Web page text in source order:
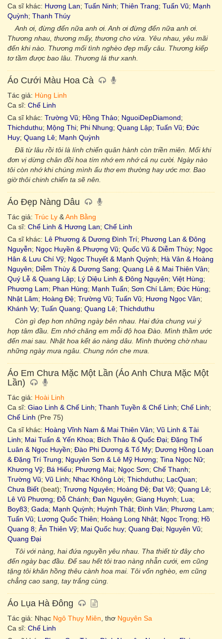
Ca sĩ khác: Hương Lan; Tuấn Ninh; Thiên Trang; Tuấn Vũ; Mạnh
Quỳnh; Thanh Thúy
Anh ơi, đừng đến nữa anh ơi. Anh ơi đừng đến nữa anh ơi.
Thương nhau, thương mấy, thương cho vừa. Yêu nhau, yêu mãi
đến khi nào. Thương mối tình nghèo đẹp mấy câu. Thương kiếp
tơ tầm được bao lâu. Thương lá thư xanh.
Áo Cưới Màu Hoa Cà
Tác giả: Hùng Linh
Ca sĩ: Chế Linh
Ca sĩ khác: Trường Vũ; Hồng Thảo; NguoiDepDiamond;
Thichduthu; Mộng Thi; Phi Nhung; Quang Lập; Tuấn Vũ; Đức
Huy; Quang Lê; Mạnh Quỳnh
Đã từ lâu rồi tôi là lính chiến quân hành còn triền miên. Mổi khi
đơn vị dừng chân đồi hoa tím nhớ em nhớ cả nụ cười. Ngày nào
tôi còn nhớ khi chúng mình ấu thơ em thường hay ước mơ. Bao
giờ thôi chinh chiến ta sẽ nên.
Áo Đẹp Nàng Dâu
Tác giả: Trúc Ly &Anh Bằng
Ca sĩ: Chế Linh & Hương Lan; Chế Linh
Ca sĩ khác: Lê Phương & Dương Đình Trí; Phương Lan & Đông
Nguyễn; Ngọc Huyền & Phượng Vũ; Quốc Vũ & Diễm Thùy; Ngọc
Hân & Lưu Chí Vỹ; Ngọc Thuyết & Mạnh Quỳnh; Hà Vân & Hoàng
Nguyên; Diễm Thùy & Dương Sang; Quang Lê & Mai Thiên Vân;
Quý Lễ & Quang Lập; Lý Diệu Linh & Đông Nguyên; Việt Hùng;
Phương Lam; Phan Hùng; Mạnh Tuấn; Sơn Chí Lâm; Đức Hùng;
Nhật Lâm; Hoàng Đệ; Trường Vũ; Tuấn Vũ; Hương Ngọc Vân;
Khánh Vy; Tuấn Quang; Quang Lê; Thichduthu
Còn gì đẹp hơn những ngày bên nhau. Hai đứa chung vui ý
hợp tâm đầu. Em nhớ chăng em mỗi độ hoa Đào. Mình thầm ước
đến mai sau. Nhặt hoa kết áo nàng dâu. Mình thường chờ nhau
những ngày mưa ngâu. Chung nón che mưa.
Áo Em Chưa Mặc Một Lần (Áo Anh Chưa Mặc Một
Lần)
Tác giả: Hoài Linh
Ca sĩ: Giao Linh & Chế Linh; Thanh Tuyền & Chế Linh; Chế Linh;
Chế Linh (Pre 75)
Ca sĩ khác: Hoàng Vĩnh Nam & Mai Thiên Vân; Vũ Linh & Tài
Linh; Mai Tuấn & Yến Khoa; Bích Thảo & Quốc Đại; Đặng Thế
Luân & Ngọc Huyền; Đào Phi Dương & Tố My; Dương Hồng Loan
& Đặng Trí Trung; Nguyên Sơn & Lê Mỹ Hương; Tina Ngọc Nữ;
Khương Vỹ; Bá Hiếu; Phương Mai; Ngọc Sơn; Chế Thanh;
Trường Vũ; Vũ Linh; Nhạc Không Lời; Thichduthu; LạcQuan;
Chưa Biết (beat); Trương Nguyên; Hoàng Đệ; Đạt Võ; Quang Lê;
Lê Vũ Phương; Đỗ Chánh; Đan Nguyên; Giang Huynh; Lua;
Boy83; Gada; Mạnh Quỳnh; Huỳnh Thật; Đình Văn; Phương Lam;
Tuấn Vũ; Lương Quốc Thiên; Hoàng Long Nhật; Ngọc Trọng; Hồ
Quang 8; Ân Thiên Vỹ; Mai Quốc huy; Quang Đại; Nguyên Vũ;
Quang Đại
Tôi với nàng, hai đứa nguyền yêu nhau. Tha thiết từ đây cho
đến ngày bạc đầu. Để sau hết tôi trao nàng nhẫn cưới, em cũng
tặng tôi khăn hồng thêu cành hoa mai. Tôi vốn nghèo, em cũng
chẳng cao sang, tay trắng cùng.
Áo Lụa Hà Đông
Tác giả: Nhạc Ngô Thụy Miên , thơ Nguyên Sa
Ca sĩ: Chế Linh